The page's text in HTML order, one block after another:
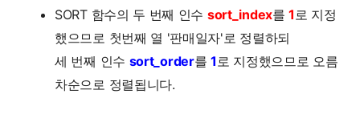
SORT 함수의 두 번째 인수 sort_index를1 로 지정
했으므로 첫번째 열 '판매일자'로 정렬하되
세 번째 인수 sort_order를1 로 지정했으므로 오름
차순으로 정렬됩니다.